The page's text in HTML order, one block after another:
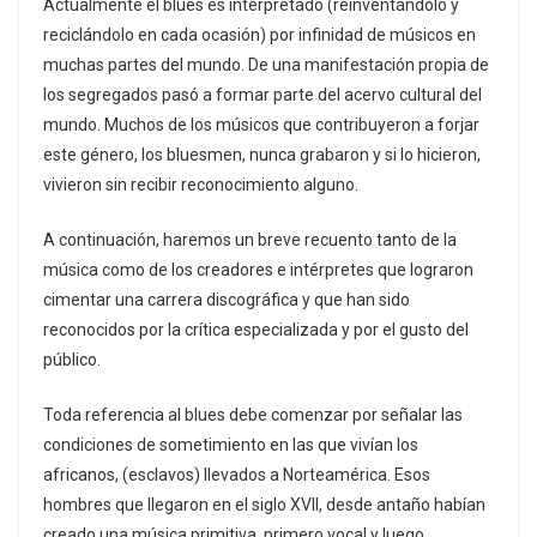
Actualmente el blues es interpretado (reinventándolo y
reciclándolo en cada ocasión) por infinidad de músicos en
muchas partes del mundo. De una manifestación propia de
los segregados pasó a formar parte del acervo cultural del
mundo. Muchos de los músicos que contribuyeron a forjar
este género, los bluesmen, nunca grabaron y si lo hicieron,
vivieron sin recibir reconocimiento alguno.
A continuación, haremos un breve recuento tanto de la
música como de los creadores e intérpretes que lograron
cimentar una carrera discográfica y que han sido
reconocidos por la crítica especializada y por el gusto del
público.
Toda referencia al blues debe comenzar por señalar las
condiciones de sometimiento en las que vivían los
africanos, (esclavos) llevados a Norteamérica. Esos
hombres que llegaron en el siglo XVII, desde antaño habían